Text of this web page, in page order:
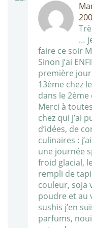
…
faire ce soir
Sinon j’ai
première
13ème chez
dans le 2ème
Merci à
chez qui j’ai
d’idées, de
culinaires :
une journée
froid glacial,
rempli de
couleur, soja
poudre et au
sushis j’en
parfums,